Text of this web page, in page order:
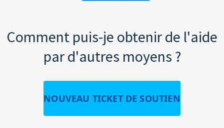
Comment puis-je obtenir de l'aide
par d'autres moyens ?
NOUVEAU TICKET DE SOUTIEN